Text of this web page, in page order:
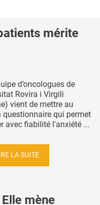
mérite
d’oncologues de
Rovira i Virgili
vient de mettre au
questionnaire qui permet
avec fiabilité l'anxiété ...
LA SUITE
Elle mène